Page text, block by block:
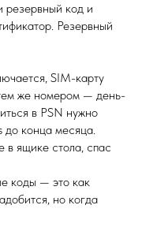
резервный код и
Резервный
SIM-карту
же номером — день-
в PSN нужно
до конца месяца.
в ящике стола, спас
коды — это как
но когда